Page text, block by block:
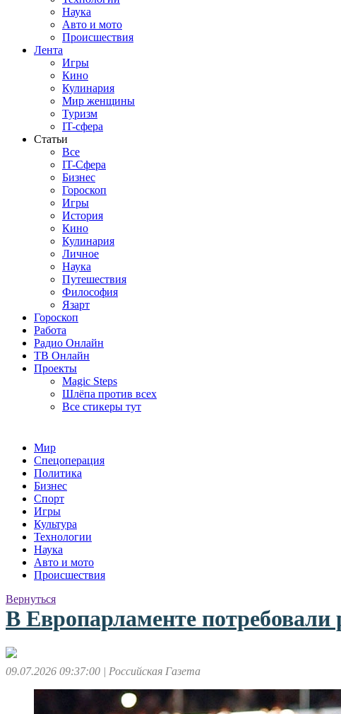
Наука
Авто и мото
Происшествия
Лента
Игры
Кино
Кулинария
Мир женщины
Туризм
IT-сфера
Статьи
Все
IT-Сфера
Бизнес
Гороскоп
Игры
История
Кино
Кулинария
Личное
Наука
Путешествия
Философия
Язарт
Гороскоп
Работа
Радио Онлайн
ТВ Онлайн
Проекты
Magic Steps
Шлёпа против всех
Все стикеры тут
Мир
Спецоперация
Политика
Бизнес
Спорт
Игры
Культура
Технологии
Наука
Авто и мото
Происшествия
Вернуться
В Европарламенте
09.07.2026 09:37:00 | Российская Газета